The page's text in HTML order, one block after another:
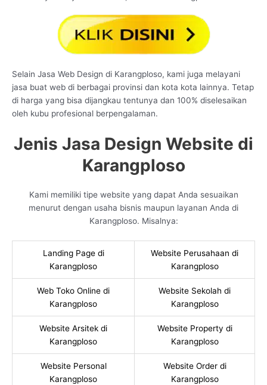
Selain Jasa Web Design di Karangploso, kami juga melayani
jasa buat web di berbagai provinsi dan kota kota lainnya. Tetap
di harga yang bisa dijangkau tentunya dan 100% diselesaikan
oleh kubu profesional berpengalaman.
Jenis Jasa Design Website di
Karangploso
Kami memiliki tipe website yang dapat Anda sesuaikan
menurut dengan usaha bisnis maupun layanan Anda di
Karangploso. Misalnya:
Landing Page di
Karangploso
Website Perusahaan di
Karangploso
Web Toko Online di
Karangploso
Website Sekolah di
Karangploso
Website Arsitek di
Karangploso
Website Property di
Karangploso
Website Personal
Karangploso
Website Order di
Karangploso